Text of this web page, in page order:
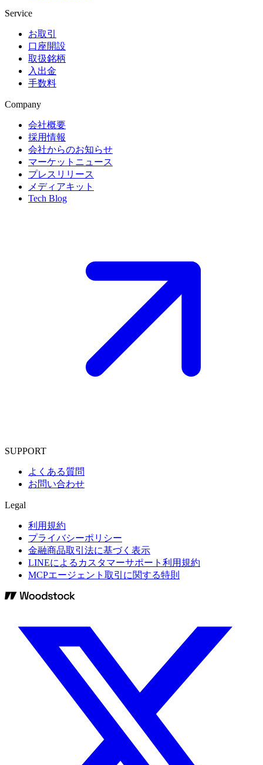
Service
お取引
口座開設
取扱銘柄
入出金
手数料
Company
会社概要
採用情報
会社からのお知らせ
マーケットニュース
プレスリリース
メディアキット
Tech Blog
SUPPORT
よくある質問
お問い合わせ
Legal
利用規約
プライバシーポリシー
金融商品取引法に基づく表示
LINEによるカスタマーサポート利用規約
MCPエージェント取引に関する特則